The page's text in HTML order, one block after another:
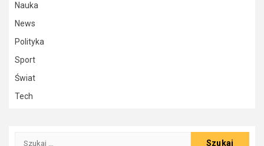
Nauka
News
Polityka
Sport
Świat
Tech
Szukaj: